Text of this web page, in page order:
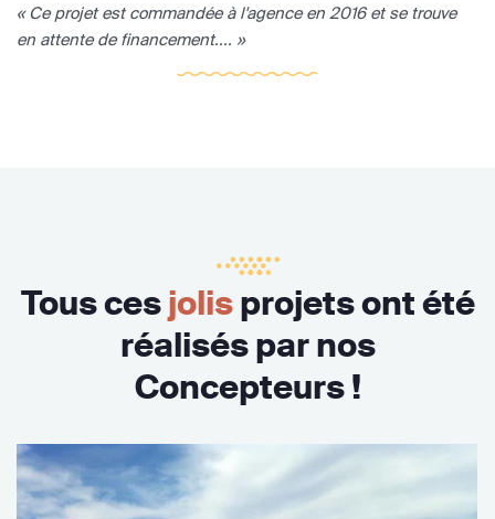
« Ce projet est commandée à l'agence en 2016 et se trouve
en attente de financement.... »
Tous cesjolisprojets ont été
réalisés par nos
Concepteurs !